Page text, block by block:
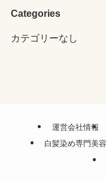
Categories
カテゴリーなし
運営会社情報
白髪染め専門美